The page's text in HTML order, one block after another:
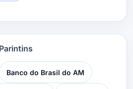
Banco do Brasil do AM